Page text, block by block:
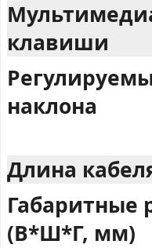
клавиши
наклона
Длина
Габаритные
(В*Ш*Г, мм)